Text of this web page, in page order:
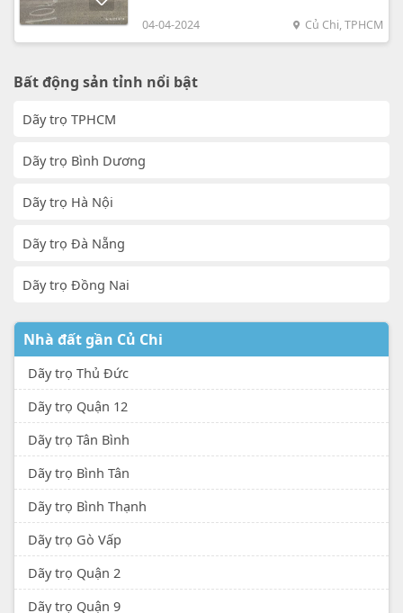
04-04-2024 Củ Chi, TPHCM
Bất động sản tỉnh nổi bật
Dãy trọ TPHCM
Dãy trọ Bình Dương
Dãy trọ Hà Nội
Dãy trọ Đà Nẵng
Dãy trọ Đồng Nai
Nhà đất gần Củ Chi
Dãy trọ Thủ Đức
Dãy trọ Quận 12
Dãy trọ Tân Bình
Dãy trọ Bình Tân
Dãy trọ Bình Thạnh
Dãy trọ Gò Vấp
Dãy trọ Quận 2
Dãy trọ Quận 9